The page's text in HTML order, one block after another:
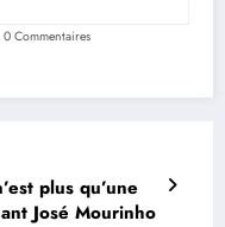
0 Commentaires
plus qu’une
José Mourinho